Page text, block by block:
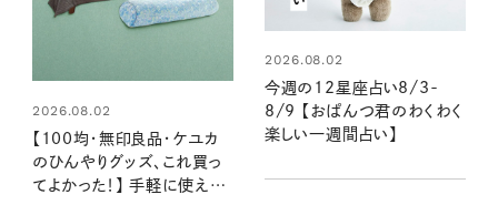
2026.08.02
【100均・無印良品・ケユカ
のひんやりグッズ、これ買っ
てよかった！】 手軽に使える
2026.08.02
今週の12星座占い8/3-
8/9 【おぱんつ君のわくわく
楽しい一週間占い】